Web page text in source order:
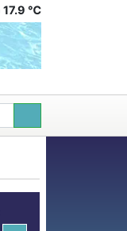
17.9 ℃